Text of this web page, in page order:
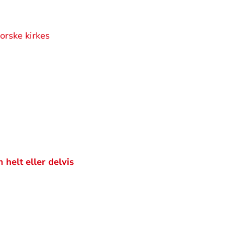
kirkes
helt eller delvis